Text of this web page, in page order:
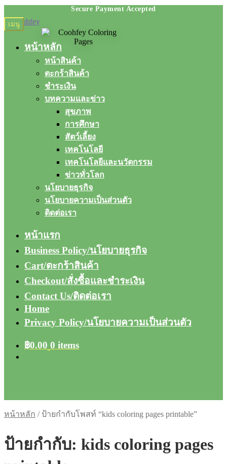
Skip
to
Skip
to
เมนู
หน้าหลัก
หน้าสินค้า
ตะกร้าสินค้า
ชำระเงิน
บทความและข่าว
สุขภาพ
การศึกษา
สัตว์เลี้ยง
เทคโนโลยี
เทคโนโลยีและนวัตกรรม
ข่าวทั่วโลก
นโยบายธุรกิจ
นโยบายความเป็นส่วนตัว
ติดต่อเรา
หน้าแรก
Business Policy/นโยบายธุรกิจ
Cart/ตะกร้าสินค้า
Checkout/สั่งซื้อและชำระเงิน
Contact Us/ติดต่อเรา
Home
Privacy Policy/นโยบายความเป็นส่วนตัว
฿0.00 0 items
หน้าหลัก / ป้ายกำกับโพสท์ “kids coloring pages printable”
ป้ายกำกับ: kids coloring pages